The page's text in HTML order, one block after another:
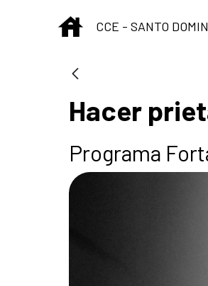
INICIO
CCE - SANTO
Hacer
Programa